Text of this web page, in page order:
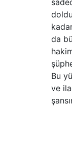
da
Bu
ve